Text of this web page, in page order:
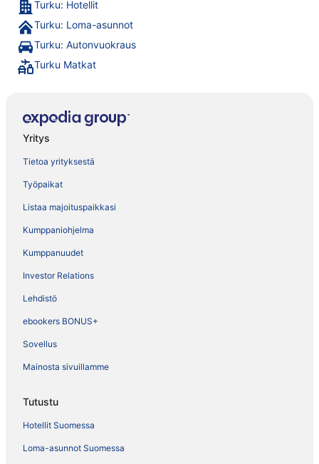
Turku: Hotellit
Turku: Loma-asunnot
Turku: Autonvuokraus
Turku Matkat
Yritys
Tietoa yrityksestä
Työpaikat
Listaa majoituspaikkasi
Kumppaniohjelma
Kumppanuudet
Investor Relations
Lehdistö
ebookers BONUS+
Sovellus
Mainosta sivuillamme
Tutustu
Hotellit Suomessa
Loma-asunnot Suomessa